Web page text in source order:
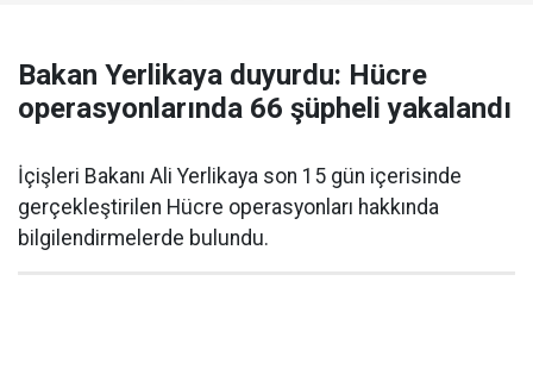
Bakan Yerlikaya duyurdu: Hücre
operasyonlarında 66 şüpheli yakalandı
İçişleri Bakanı Ali Yerlikaya son 15 gün içerisinde
gerçekleştirilen Hücre operasyonları hakkında
bilgilendirmelerde bulundu.